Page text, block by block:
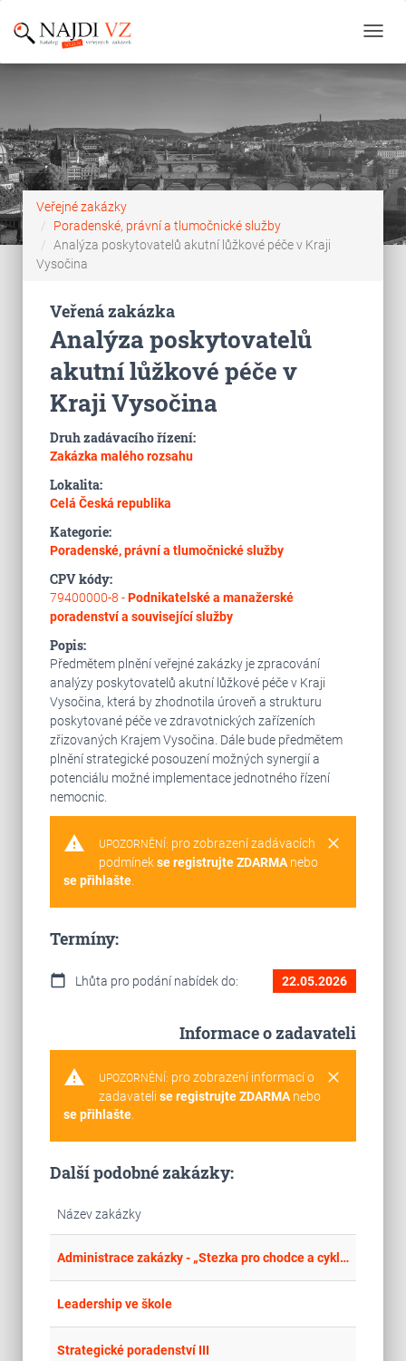
Veřejné zakázky
Poradenské, právní a tlumočnické služby
Analýza poskytovatelů akutní lůžkové péče v Kraji
Vysočina
Veřená zakázka
Analýza poskytovatelů
akutní lůžkové péče v
Kraji Vysočina
Druh zadávacího řízení:
Zakázka malého rozsahu
Lokalita:
Celá Česká republika
Kategorie:
Poradenské, právní a tlumočnické služby
CPV kódy:
79400000-8 -Podnikatelské a manažerské
poradenství a související služby
Popis:
Předmětem plnění veřejné zakázky je zpracování
analýzy poskytovatelů akutní lůžkové péče v Kraji
Vysočina, která by zhodnotila úroveň a strukturu
poskytované péče ve zdravotnických zařízeních
zřizovaných Krajem Vysočina. Dále bude předmětem
plnění strategické posouzení možných synergií a
potenciálu možné implementace jednotného řízení
nemocnic.
warning clear
UPOZORNĚNÍ: pro zobrazení zadávacích
podmínekse registrujte ZDARMAnebo
se přihlašte.
Termíny:
calendar_today Lhůta pro podání nabídek do: 22.05.2026
Informace o zadavateli
warning clear
UPOZORNĚNÍ: pro zobrazení informací o
zadavateli se registrujte ZDARMAnebo
se přihlašte.
Další podobné zakázky:
Název zakázky
Administrace zakázky - „Stezka pro chodce a cyklisty kolem ZŠ Jablunkov a stezka pro chodce a cyklisty kolem hotelu Ameryka, Jablunkov
Leadership ve škole
Strategické poradenství III